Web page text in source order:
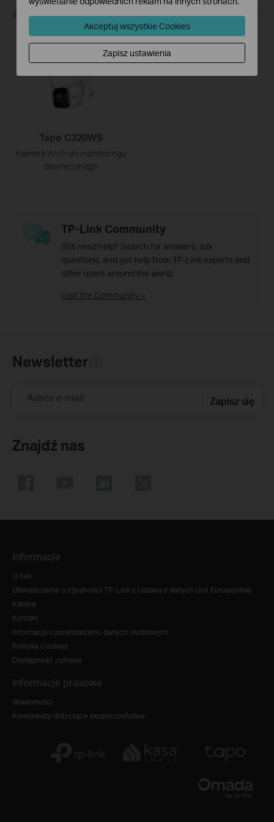
Zestaw kamery do monitoringu
zasilanej energią słoneczną
Zestaw obrotowej kamery 4G
LTE do monitoringu zasilanej
Tapo C320WS
Kamera Wi-Fi do monitoringu
zewnętrznego
TP-Link Community
Still need help? Search for answers, ask
questions, and get help from TP-Link experts and
other users around the world.
Visit the Community >
Newsletter
Adres e-mail Zapisz się
Znajdź nas
Informacje
O nas
Oświadczenie o zgodności TP-Link z Ustawą o danych Unii Europejskiej
Kariera
Kontakt
Informacja o przetwarzaniu danych osobowych
Polityka Cookies
Dostępność cyfrowa
Informacje prasowe
Wiadomości
Komunikaty dotyczące bezpieczeństwa
Akceptuj wszystkie Cookies
Zapisz ustawienia